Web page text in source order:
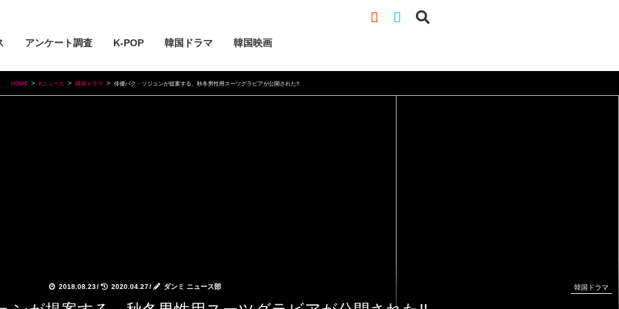
アンケート調査 K-POP 韓国ドラマ 韓国映画
HOME Kニュース 韓国ドラマ 俳優パク・ソジュンが提案する、秋冬男性用スーツグラビアが公開された!!
2018.08.23/ 2020.04.27/ ダンミ ニュース部 韓国ドラマ